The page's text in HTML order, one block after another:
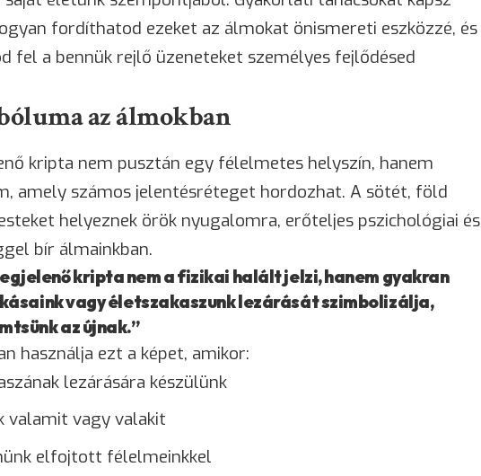
fordíthatod ezeket az álmokat önismereti eszközzé, és
fel a bennük rejlő üzeneteket személyes fejlődésed
az álmokban
kripta nem pusztán egy félelmetes helyszín, hanem
amely számos jelentésréteget hordozhat. A sötét, föld
helyeznek örök nyugalomra, erőteljes pszichológiai és
bír álmainkban.
kripta nem a fizikai halált jelzi, hanem gyakran
vagy életszakaszunk lezárását szimbolizálja,
az újnak.”
használja ezt a képet, amikor:
lezárására készülünk
valamit vagy valakit
elfojtott félelmeinkkel